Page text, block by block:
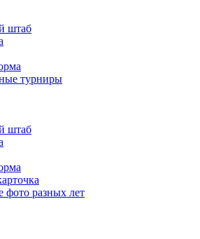
штаб
турниры
штаб
фото разных лет